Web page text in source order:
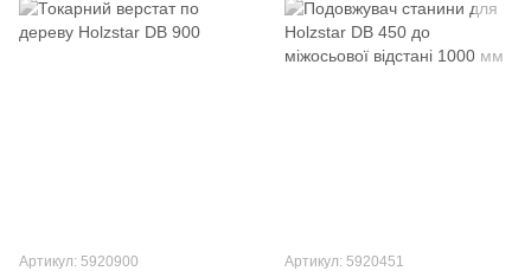
Артикул: 5920900 Артикул: 5920451